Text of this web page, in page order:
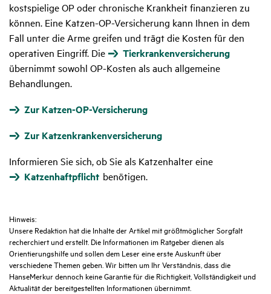
kostspielige OP oder chronische Krankheit finanzieren zu
können. Eine Katzen-OP-Versicherung kann Ihnen in dem
Fall unter die Arme greifen und trägt die Kosten für den
operativen Eingriff. Die
Tierkrankenversicherung
übernimmt sowohl OP-Kosten als auch allgemeine
Behandlungen.
Zur Katzen-OP-Versicherung
Zur Katzenkrankenversicherung
Informieren Sie sich, ob Sie als Katzenhalter eine
Katzenhaftpflicht benötigen.
Hinweis:
Unsere Redaktion hat die Inhalte der Artikel mit größtmöglicher Sorgfalt
recherchiert und erstellt. Die Informationen im Ratgeber dienen als
Orientierungshilfe und sollen dem Leser eine erste Auskunft über
verschiedene Themen geben. Wir bitten um Ihr Verständnis, dass die
HanseMerkur dennoch keine Garantie für die Richtigkeit, Vollständigkeit und
Aktualität der bereitgestellten Informationen übernimmt.